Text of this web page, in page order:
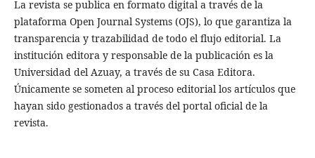
La revista se publica en formato digital a través de la
plataforma Open Journal Systems (OJS), lo que garantiza la
transparencia y trazabilidad de todo el flujo editorial. La
institución editora y responsable de la publicación es la
Universidad del Azuay, a través de su Casa Editora.
Únicamente se someten al proceso editorial los artículos que
hayan sido gestionados a través del portal oficial de la
revista.